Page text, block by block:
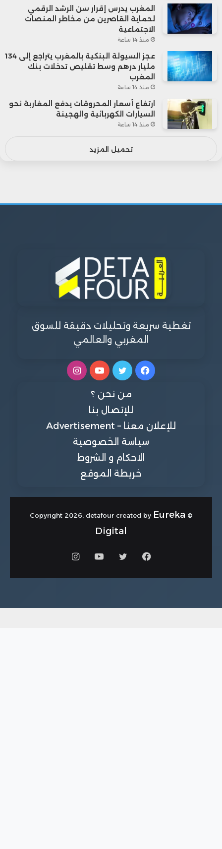
المغرب يدرس إقرار سن الرشد الرقمي
لحماية القاصرين من مخاطر المنصات
الاجتماعية
منذ 14 ساعة
عجز السيولة البنكية بالمغرب يتراجع إلى 134
مليار درهم وسط تقليص تدخلات بنك
المغرب
منذ 14 ساعة
ارتفاع أسعار المحروقات يدفع المغاربة نحو
السيارات الكهربائية والهجينة
منذ 14 ساعة
تحميل المزيد
تغطية سريعة وتحليلات دقيقة للسوق
المغربي والعالمي
فيسبوكتويتر يوتيوبانستقرام
من نحن ؟
للإتصال بنا
للإعلان معنا – Advertisement
سياسة الخصوصية
الاحكام و الشروط
خريطة الموقع
© Copyright 2026, detafour created by
Eureka
Digital
فيسبوكتويتر يوتيوبانستقرام